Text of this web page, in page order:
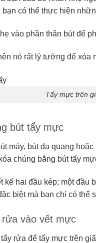
có thể thực hiện
vào phần thân bút để
nó rất lý tưởng để
Tẩy mực trên
bút tẩy mực
máy, bút dạ quang
chúng bằng bút tẩy
hai đầu kép; một đầu
biệt mà bạn chỉ có thể
rửa vào vết mực
rửa để tẩy mực trên